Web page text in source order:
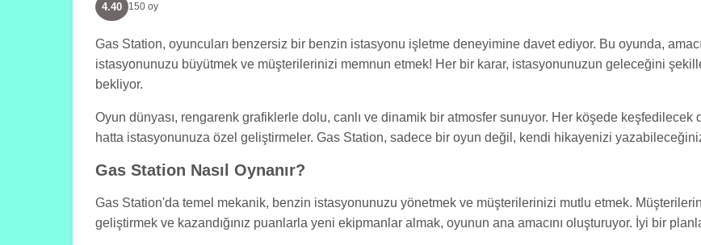
4.40 150 oy
Gas Station, oyuncuları benzersiz bir benzin istasyonu işletme deneyimine davet ediyor. Bu oyunda,
istasyonunuzu büyütmek ve müşterilerinizi memnun etmek! Her bir karar, istasyonunuzun geleceğini
bekliyor.
Oyun dünyası, rengarenk grafiklerle dolu, canlı ve dinamik bir atmosfer sunuyor. Her köşede
hatta istasyonunuza özel geliştirmeler. Gas Station, sadece bir oyun değil, kendi hikayenizi
Gas Station Nasıl Oynanır?
Gas Station'da temel mekanik, benzin istasyonunuzu yönetmek ve müşterilerinizi mutlu etmek.
geliştirmek ve kazandığınız puanlarla yeni ekipmanlar almak, oyunun ana amacını oluşturuyor. İyi bir